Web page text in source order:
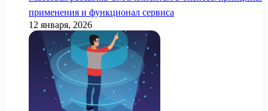
применения и функционал сервиса
12 января, 2026